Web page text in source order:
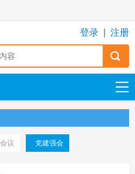
登录 注册
议 党建强会